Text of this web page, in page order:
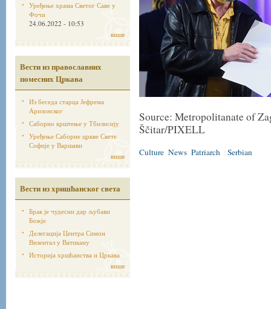
Уређење храма Светог Саве у
Фочи
24.06.2022 - 10:53
више
Вести из православних
помесних Цркава
Из беседа старца Јефрема
Аризонског
Саборно крштење у Тбилисију
Уређење Саборне цркве Свете
Софије у Варшави
више
Вести из хришћанског света
Брак је чудесни дар љубави
Божје
Делегација Центра Симон
Визентал у Ватикану
Историја хршћанства и Цркава
више
Source: Metropolitanate of
Ščitar/PIXELL
Culture News Patriarch Serbian